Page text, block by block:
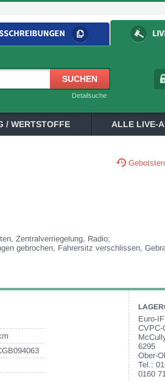
Detailsuche
/ WERTSTOFFE ALLE LIVE-
Zentralverriegelung, Radio;
gebrochen, Fahrersitz verschlissen,
Euro-
CVPC-
6295
Ober-
Tel.:
0160